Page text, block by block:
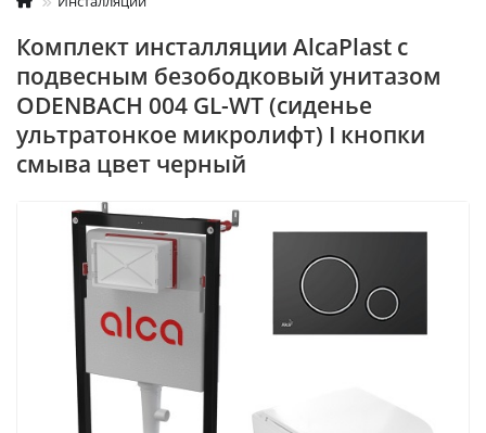
Комплект инсталляции AlcaPlast с
подвесным безободковый унитазом
ODENBACH 004 GL-WT (сиденье
ультратонкое микролифт) I кнопки
смыва цвет черный